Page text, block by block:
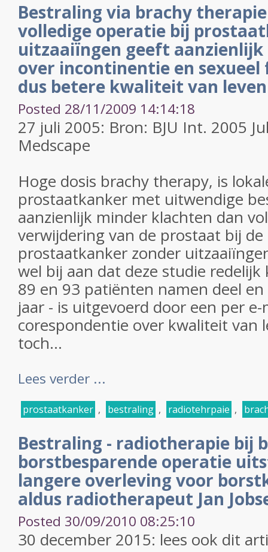
Bestraling via brachy
volledige operatie bij
uitzaaiïngen geeft
over incontinentie en
dus betere kwaliteit van
Posted 28/11/2009 14:14:18
27 juli 2005: Bron: BJU Int. 2005
Medscape
Hoge dosis brachy therapy, is
prostaatkanker met uitwendige
aanzienlijk minder klachten dan
verwijdering van de prostaat bij
prostaatkanker zonder
wel bij aan dat deze studie redelijk
89 en 93 patiënten namen deel
jaar - is uitgevoerd door een per
corespondentie over kwaliteit van
toch...
Lees verder ...
prostaatkanker , bestraling , radiotehrpaie ,
Bestraling - radiotherapie bij
borstbesparende operatie
langere overleving voor
aldus radiotherapeut Jan
Posted 30/09/2010 08:25:10
30 december 2015: lees ook dit